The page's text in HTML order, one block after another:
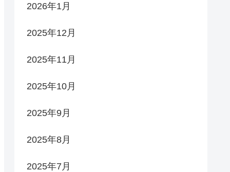
2026年1月
2025年12月
2025年11月
2025年10月
2025年9月
2025年8月
2025年7月